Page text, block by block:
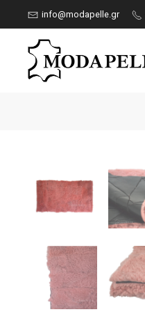
info@modapelle.gr